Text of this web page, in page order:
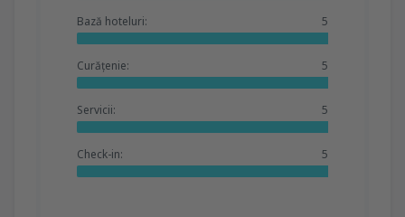
Bază hoteluri: 5
Curățenie: 5
Servicii: 5
Check-in: 5